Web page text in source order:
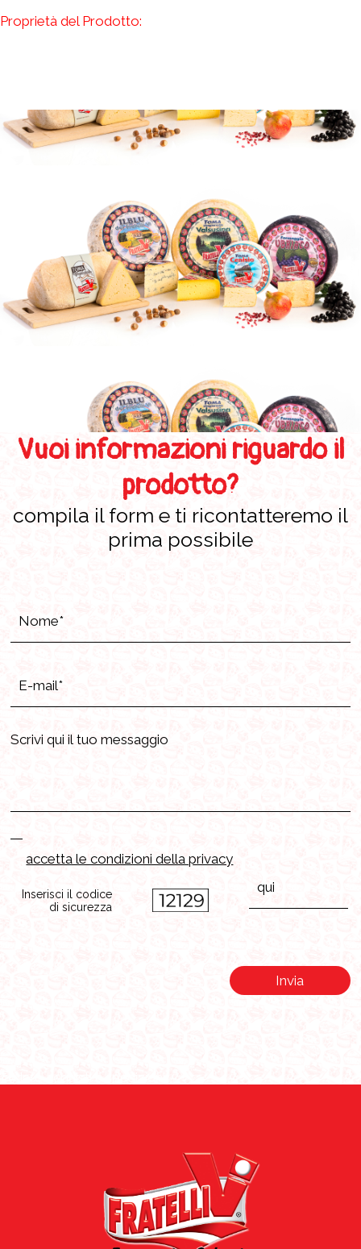
Proprietà del Prodotto:
Vuoi informazioni riguardo il
prodotto?
compila il form e ti ricontatteremo il
prima possibile
accetta le condizioni della privacy
Inserisci il codice
di sicurezza
Invia